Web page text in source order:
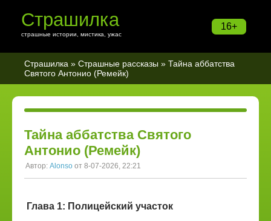
16+
Страшилка
страшные истории, мистика, ужас
Страшилка » Страшные рассказы » Тайна аббатства
Святого Антонио (Ремейк)
Тайна аббатства Святого
Антонио (Ремейк)
Автор: Alonso от 8-07-2026, 22:21
Глава 1: Полицейский участок